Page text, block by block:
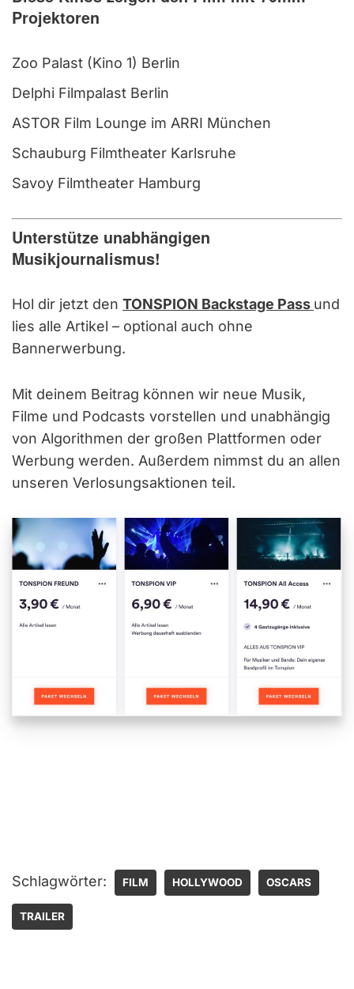
Projektoren
Zoo Palast (Kino 1) Berlin
Delphi Filmpalast Berlin
ASTOR Film Lounge im ARRI München
Schauburg Filmtheater Karlsruhe
Savoy Filmtheater Hamburg
Unterstütze unabhängigen
Musikjournalismus!
Hol dir jetzt den TONSPION Backstage Pass und
lies alle Artikel – optional auch ohne
Bannerwerbung.
Mit deinem Beitrag können wir neue Musik,
Filme und Podcasts vorstellen und unabhängig
von Algorithmen der großen Plattformen oder
Werbung werden. Außerdem nimmst du an allen
unseren Verlosungsaktionen teil.
Schlagwörter: FILM HOLLYWOOD OSCARS
TRAILER